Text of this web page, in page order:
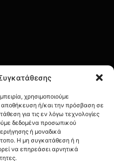
χρησιμοποιούμε
αποθήκευση ή/και την πρόσβαση σε
για τις εν λόγω τεχνολογίες
δεδομένα προσωπικού
ή μοναδικά
Η μη συγκατάθεση ή η
να επηρεάσει αρνητικά